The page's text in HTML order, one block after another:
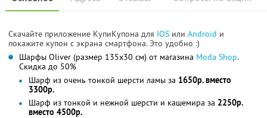
Скачайте приложение КупиКупона для IOS или Android и
покажите купон с экрана смартфона. Это удобно :)
Шарфы Oliver (размер 135х30 см) от магазина Moda Shop.
Скидка до 50%
Шарф из очень тонкой шерсти ламы за 1650р. вместо
3300р.
Шарф из тонкой и нежной шерсти и кашемира за 2250р.
вместо 4500р.